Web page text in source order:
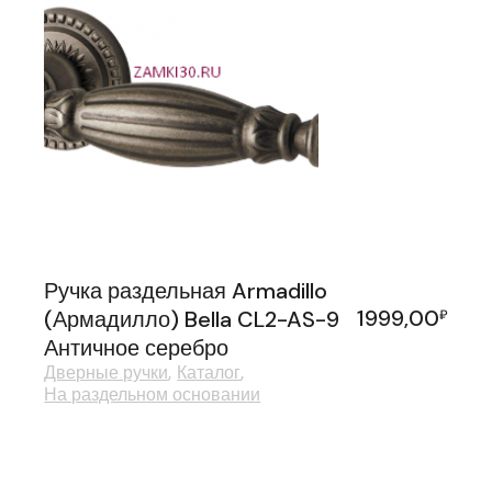
Ручка раздельная Armadillo
(Армадилло) Bella CL2-AS-9
Античное серебро
1999,00₽
Дверные ручки Каталог
На раздельном основании